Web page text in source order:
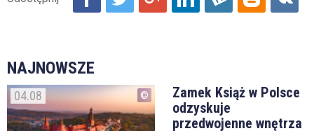
NAJNOWSZE
04.08
Zamek Książ w Polsce
odzyskuje
przedwojenne wnętrza